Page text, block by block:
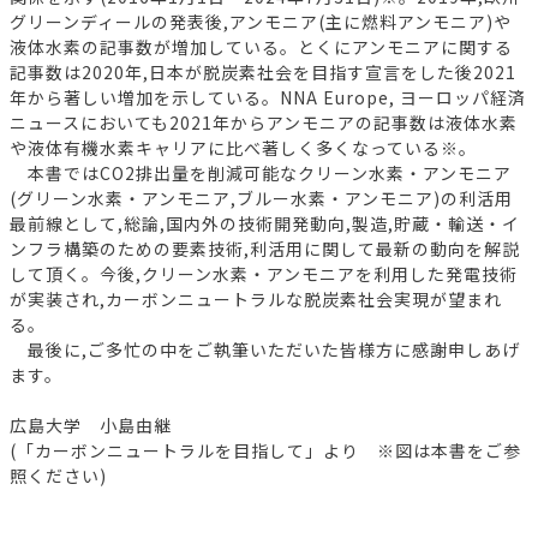
グリーンディールの発表後,アンモニア(主に燃料アンモニア)や
液体水素の記事数が増加している。とくにアンモニアに関する
記事数は2020年,日本が脱炭素社会を目指す宣言をした後2021
年から著しい増加を示している。NNA Europe, ヨーロッパ経済
ニュースにおいても2021年からアンモニアの記事数は液体水素
や液体有機水素キャリアに比べ著しく多くなっている※。
本書ではCO2排出量を削減可能なクリーン水素・アンモニア
(グリーン水素・アンモニア,ブルー水素・アンモニア)の利活用
最前線として,総論,国内外の技術開発動向,製造,貯蔵・輸送・イ
ンフラ構築のための要素技術,利活用に関して最新の動向を解説
して頂く。今後,クリーン水素・アンモニアを利用した発電技術
が実装され,カーボンニュートラルな脱炭素社会実現が望まれ
る。
最後に,ご多忙の中をご執筆いただいた皆様方に感謝申しあげ
ます。
広島大学 小島由継
(「カーボンニュートラルを目指して」より ※図は本書をご参
照ください)